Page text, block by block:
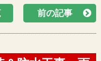
前の記事